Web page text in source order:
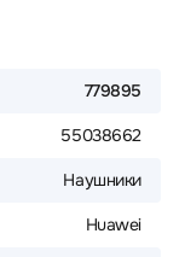
779895
55038662
Наушники
Huawei